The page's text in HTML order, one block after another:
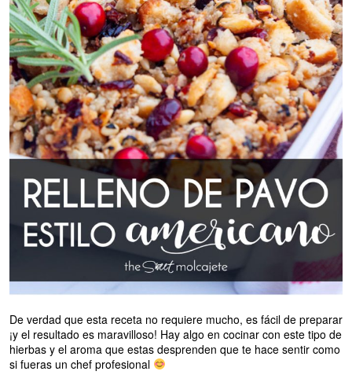
De verdad que esta receta no requiere mucho, es fácil de preparar
¡y el resultado es maravilloso! Hay algo en cocinar con este tipo de
hierbas y el aroma que estas desprenden que te hace sentir como
si fueras un chef profesional